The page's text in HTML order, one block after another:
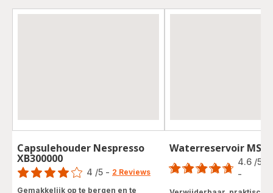
Capsulehouder Nespresso
XB300000
Score
4 /5 - 2 Reviews
Gemakkelijk op te bergen en te
Waterreservoir MS-
Score
4.6 /5
-